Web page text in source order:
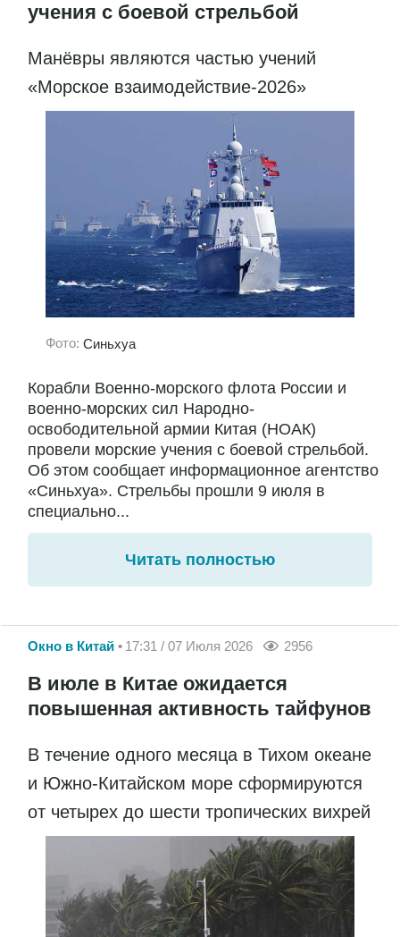
учения с боевой стрельбой
Манёвры являются частью учений
«Морское взаимодействие-2026»
Фото: Синьхуа
Корабли Военно-морского флота России и
военно-морских сил Народно-
освободительной армии Китая (НОАК)
провели морские учения с боевой стрельбой.
Об этом сообщает информационное агентство
«Синьхуа». Стрельбы прошли 9 июля в
специально...
Читать полностью
Окно в Китай 17:31 / 07 Июля 2026 2956
В июле в Китае ожидается
повышенная активность тайфунов
В течение одного месяца в Тихом океане
и Южно-Китайском море сформируются
от четырех до шести тропических вихрей